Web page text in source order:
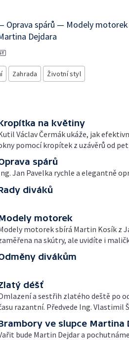
Oprava spárů — Modely
Dejdara
Zahrada Životní styl
na květiny
Václav Čermák ukáže, jak
pomocí kropítek z uzávěrů od
spárů
Jan Pavelka rychle a elegantně
diváků
motorek
motorek sbírá Martin Kosík z
na skútry, ale uvidíte i
divákům
déšť
a sestřih zlatého deště po
razantní. Předvede Ing. Vlastimil
ve slupce Martina
bude Martin Dejdar a